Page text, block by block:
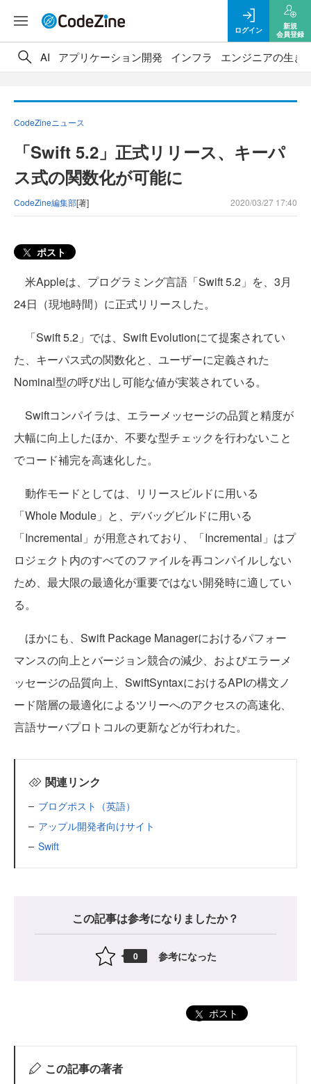
ログイン
新規
会員登録
AI アプリケーション開発 インフラ エンジニアの生き
CodeZineニュース
「Swift 5.2」正式リリース、キーパ
ス式の関数化が可能に
CodeZine編集部[著] 2020/03/27 17:40
ポスト
米Appleは、プログラミング言語「Swift 5.2」を、3月
24日（現地時間）に正式リリースした。
「Swift 5.2」では、Swift Evolutionにて提案されてい
た、キーパス式の関数化と、ユーザーに定義された
Nominal型の呼び出し可能な値が実装されている。
Swiftコンパイラは、エラーメッセージの品質と精度が
大幅に向上したほか、不要な型チェックを行わないこと
でコード補完を高速化した。
動作モードとしては、リリースビルドに用いる
「Whole Module」と、デバッグビルドに用いる
「Incremental」が用意されており、「Incremental」はプ
ロジェクト内のすべてのファイルを再コンパイルしない
ため、最大限の最適化が重要ではない開発時に適してい
る。
ほかにも、Swift Package Managerにおけるパフォー
マンスの向上とバージョン競合の減少、およびエラーメ
ッセージの品質向上、SwiftSyntaxにおけるAPIの構文ノ
ード階層の最適化によるツリーへのアクセスの高速化、
言語サーバプロトコルの更新などが行われた。
関連リンク
ブログポスト（英語）
アップル開発者向けサイト
Swift
この記事は参考になりましたか？
0 参考になった
ポスト
この記事の著者